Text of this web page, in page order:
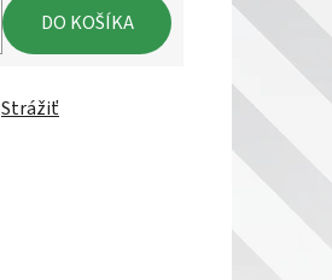
DO KOŠÍKA
Strážiť